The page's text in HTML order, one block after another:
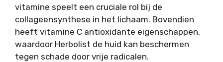
vitamine speelt een cruciale rol bij de
collageensynthese in het lichaam. Bovendien
heeft vitamine C antioxidante eigenschappen,
waardoor Herbolist de huid kan beschermen
tegen schade door vrije radicalen.